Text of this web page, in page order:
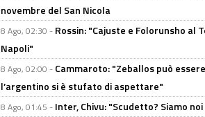
novembre del San Nicola
8 Ago, 02:30 - Rossin: "Cajuste e Folorunsho al
Napoli"
8 Ago, 02:00 - Cammaroto: "Zeballos può
l’argentino si è stufato di aspettare"
8 Ago, 01:45 - Inter, Chivu: "Scudetto? Siamo